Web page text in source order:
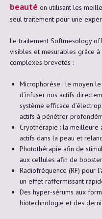
beauté en utilisant les
seul traitement pour une
Le traitement Softmesology
visibles et mesurables grâce
complexes brevetés :
Microphorèse : le moyen
d’infuser nos actifs
système efficace
actifs à pénétrer
Cryothérapie : la meilleure
actifs dans la peau et
Photothérapie afin de
aux cellules afin de
Radiofréquence (RF) pour
un effet raffermissant
Des hyper-sérums aux
biotechnologie et des